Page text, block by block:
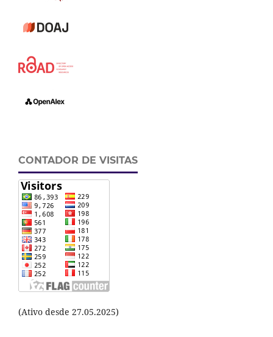
CONTADOR DE VISITAS
(Ativo desde 27.05.2025)